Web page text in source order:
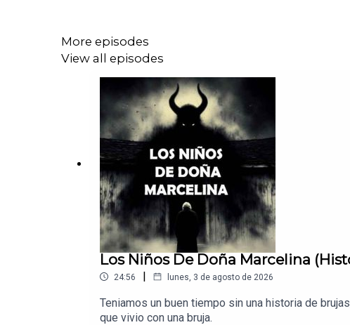
More episodes
View all episodes
Los Niños De Doña Marcelina
24:56 | lunes, 3 de agosto de 2026
Teniamos un buen tiempo sin una historia de
que vivio con una bruja.